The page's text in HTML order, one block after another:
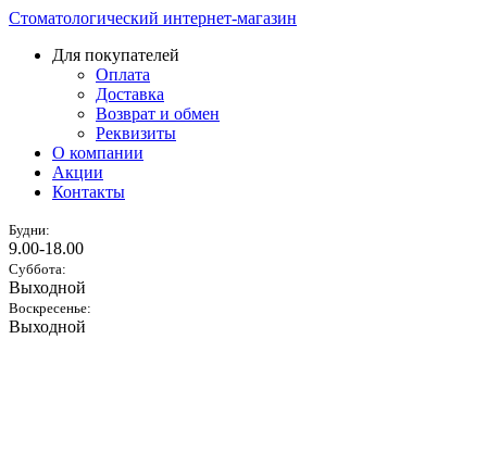
Стоматологический интернет-магазин
Для покупателей
Оплата
Доставка
Возврат и обмен
Реквизиты
О компании
Акции
Контакты
Будни:
9.00-18.00
Суббота:
Выходной
Воскресенье:
Выходной